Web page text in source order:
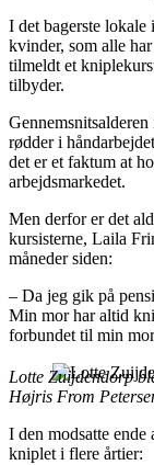
I det bagerste
kvinder, som alle
tilmeldt et
tilbyder.
rødder i
det er et faktum at
arbejdsmarkedet.
Men derfor er det
kursisterne, Laila
måneder siden:
– Da jeg gik på
Min mor har altid
forbundet til min
Lotte Zuijdendorp
Højris From
I den modsatte
kniplet i flere årtier: